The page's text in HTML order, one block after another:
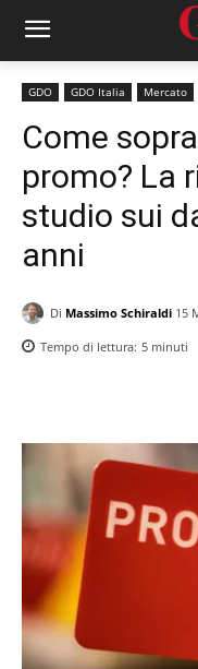
GDO GDO Italia Mercato
Come
promo? La
studio sui
anni
Di Massimo Schiraldi 15
Tempo di lettura: 5 minuti